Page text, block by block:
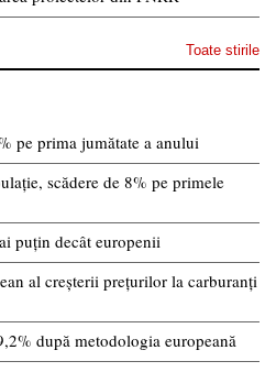
Toate stirile
pe prima jumătate a anului
scădere de 8% pe primele
puțin decât europenii
al creșterii prețurilor la carburanți
după metodologia europeană